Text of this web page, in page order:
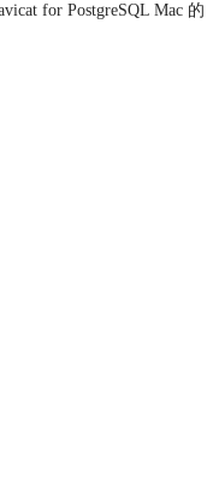
for PostgreSQL Mac 的